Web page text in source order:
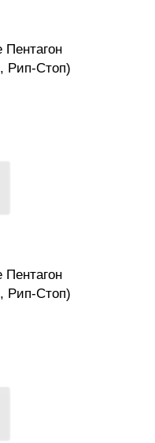
Пентагон
Рип-Стоп)
Пентагон
Рип-Стоп)